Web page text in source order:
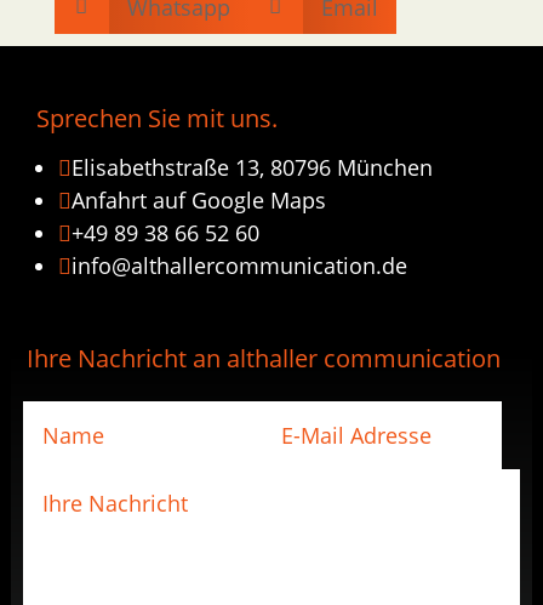
 Whatsapp  Email
Sprechen Sie mit uns.
Elisabethstraße 13, 80796 München
Anfahrt auf Google Maps
+49 89 38 66 52 60
info@althallercommunication.de
Ihre Nachricht an althaller communication